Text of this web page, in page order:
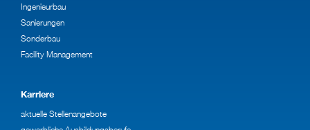
Ingenieurbau
Sanierungen
Sonderbau
Facility Management
Karriere
aktuelle Stellenangebote